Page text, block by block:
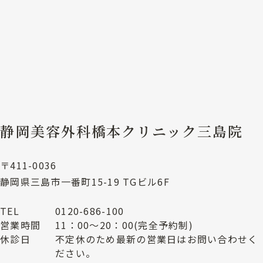
静岡美容外科橋本クリニック三島院
〒411-0036
静岡県三島市一番町15-19 TGビル6F
TEL
0120-686-100
営業時間
11：00～20：00(完全予約制)
休診日
不定休のため最新の営業日はお問い合わせく
ださい。